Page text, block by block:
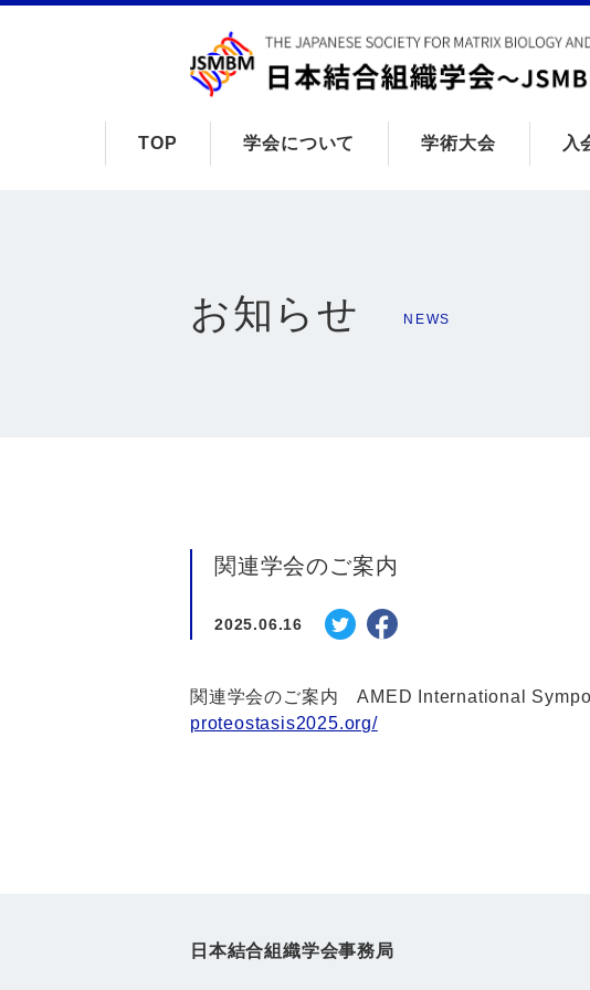
TOP 学会について 学術大会 入
お知らせ NEWS
関連学会のご案内
2025.06.16
関連学会のご案内 AMED International
proteostasis2025.org/
日本結合組織学会事務局